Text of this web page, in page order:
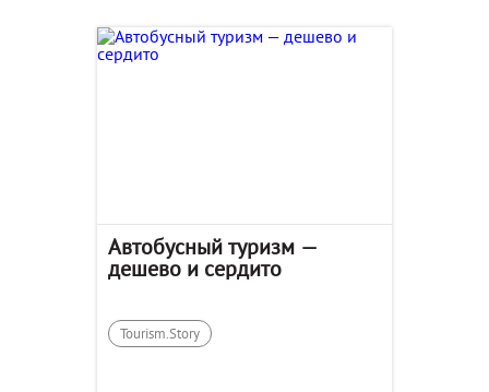
Автобусный туризм —
дешево и сердито
Tourism.Story